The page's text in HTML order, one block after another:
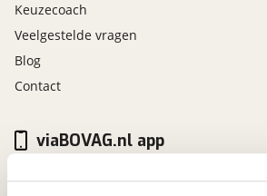
Keuzecoach
Veelgestelde vragen
Blog
Contact
viaBOVAG.nl app